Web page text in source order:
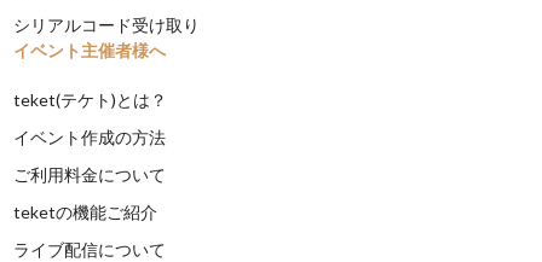
シリアルコード受け取り
イベント主催者様へ
teket(テケト)とは？
イベント作成の方法
ご利用料金について
teketの機能ご紹介
ライブ配信について